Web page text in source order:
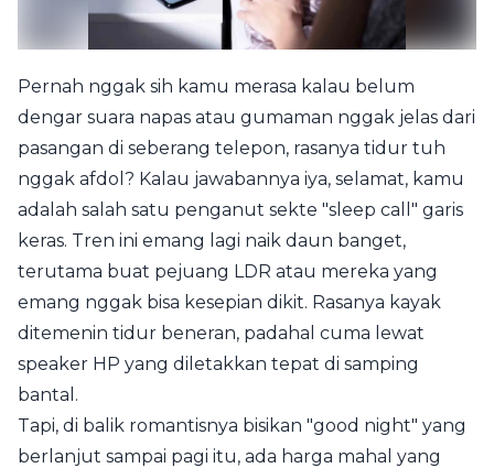
Pernah nggak sih kamu merasa kalau belum
dengar suara napas atau gumaman nggak jelas dari
pasangan di seberang telepon, rasanya tidur tuh
nggak afdol? Kalau jawabannya iya, selamat, kamu
adalah salah satu penganut sekte "sleep call" garis
keras. Tren ini emang lagi naik daun banget,
terutama buat pejuang LDR atau mereka yang
emang nggak bisa kesepian dikit. Rasanya kayak
ditemenin tidur beneran, padahal cuma lewat
speaker HP yang diletakkan tepat di samping
bantal.
Tapi, di balik romantisnya bisikan "good night" yang
berlanjut sampai pagi itu, ada harga mahal yang